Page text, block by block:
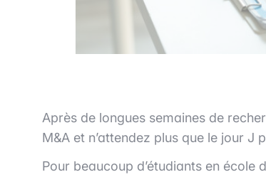
Après de longues semaines de
M&A et n’attendez plus que le jour J
Pour beaucoup d’étudiants en école